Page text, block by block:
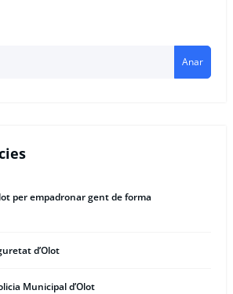
Anar
per empadronar gent de forma
d’Olot
Municipal d’Olot